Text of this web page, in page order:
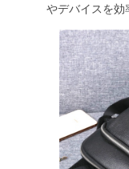
やデバイスを効